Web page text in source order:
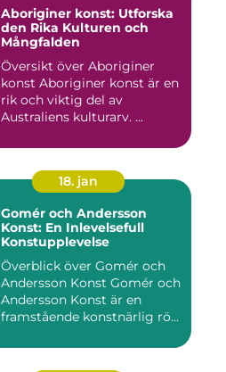
Aboriginer konst: Utforska
den Rika Kulturen och
Mångfalden
Översikt över Aboriginer
konst Aboriginer konst är en
rik och viktig del av
Australiens kulturarv. ...
18. jan
Gomér och Andersson
Konst: En Inlevelsefull
Konstupplevelse
Överblick över Gomér och
Andersson Konst Gomér och
Andersson Konst är en
framstående konstnärlig rö...